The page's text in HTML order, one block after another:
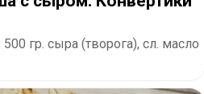
гр. сыра (творога), сл. масло